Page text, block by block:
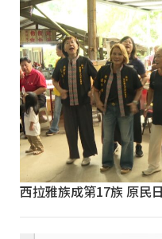
西拉雅族成第17族 原民